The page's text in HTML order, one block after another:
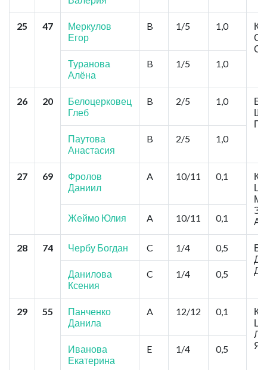
25 47
Меркулов
Егор
B 1/5 1,0
Туранова
Алёна
B 1/5 1,0
26 20
Белоцерковец
Глеб
B 2/5 1,0
Паутова
Анастасия
B 2/5 1,0
27 69
Фролов
Даниил
A 10/11 0,1
Жеймо Юлия A 10/11 0,1
28 74 Чербу Богдан C 1/4 0,5
Данилова
Ксения
C 1/4 0,5
29 55
Панченко
Данила
A 12/12 0,1
Иванова
Екатерина
E 1/4 0,5